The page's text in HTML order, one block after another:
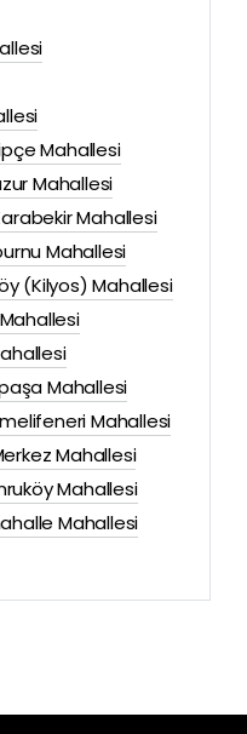
Mahallesi
Mahallesi
Mahallesi
Mahallesi
(Kilyos) Mahallesi
Mahallesi
Mahallesi
Mahallesi
Mahallesi
Mahallesi